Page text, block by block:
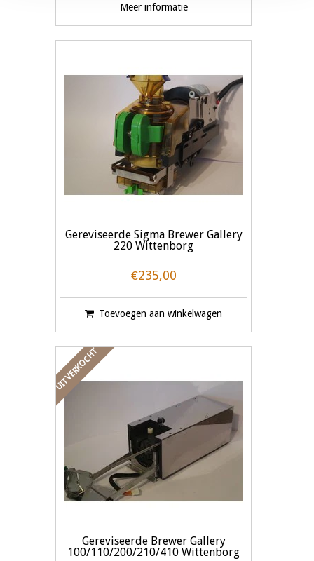
Meer informatie
Gereviseerde Sigma Brewer Gallery
220 Wittenborg
€235,00
Toevoegen aan winkelwagen
UITVERKOCHT
Gereviseerde Brewer Gallery
100/110/200/210/410 Wittenborg